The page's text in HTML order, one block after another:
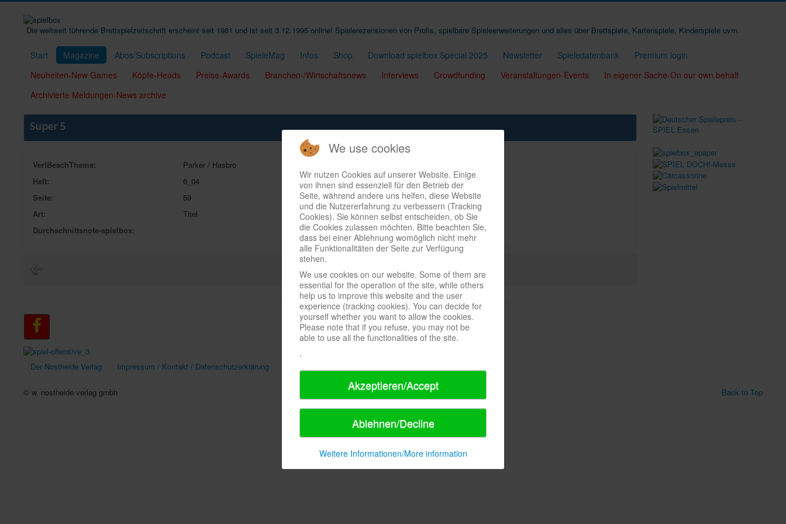
Die weltweit führende Brettspielzeitschrift erscheint seit 1981 und ist seit 3.12.1995 online! Spielerezensionen von Profis, spielbare Spieleerweiterungen und alles über Brettspiele, Kartenspiele, Kinderspiele uvm.
Start Magazine Abos/Subscriptions Podcast SpieleMag Infos Shop Download spielbox Special 2025 Newsletter Spieledatenbank
Premium login
Neuheiten-New Games
Köpfe-Heads Preise-Awards Branchen-/Wirtschaftsnews Interviews Crowdfunding Veranstaltungen-Events
In eigener Sache-On our own behalf
Archivierte Meldungen-News archive
Super 5
VerlBeschThema:
Parker / Hasbro
Heft:
6_04
Seite:
59
Art:
Titel
Durchschnittsnote-spielbox:
Der Nostheide Verlag Impressum / Kontakt / Datenschutzerklärung
Back to Top
© w. nostheide verlag gmbh
We use cookies
Wir nutzen Cookies auf unserer Website. Einige
von ihnen sind essenziell für den Betrieb der
Seite, während andere uns helfen, diese Website
und die Nutzererfahrung zu verbessern (Tracking
Cookies). Sie können selbst entscheiden, ob Sie
die Cookies zulassen möchten. Bitte beachten Sie,
dass bei einer Ablehnung womöglich nicht mehr
alle Funktionalitäten der Seite zur Verfügung
stehen.
We use cookies on our website. Some of them are
essential for the operation of the site, while others
help us to improve this website and the user
experience (tracking cookies). You can decide for
yourself whether you want to allow the cookies.
Please note that if you refuse, you may not be
able to use all the functionalities of the site.
.
Akzeptieren/Accept
Ablehnen/Decline
Weitere Informationen/More information